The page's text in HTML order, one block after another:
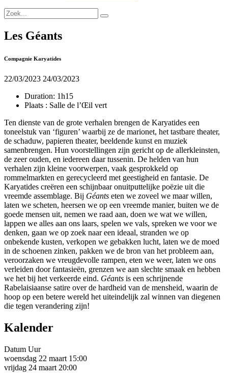
Les Géants
Compagnie Karyatides
22/03/2023 24/03/2023
Duration: 1h15
Plaats : Salle de l’Œil vert
Ten dienste van de grote verhalen brengen de Karyatides een
toneelstuk van ‘figuren’ waarbij ze de marionet, het tastbare theater,
de schaduw, papieren theater, beeldende kunst en muziek
samenbrengen. Hun voorstellingen zijn gericht op de allerkleinsten,
de zeer ouden, en iedereen daar tussenin. De helden van hun
verhalen zijn kleine voorwerpen, vaak gesprokkeld op
rommelmarkten en gerecycleerd met geestigheid en fantasie. De
Karyatides creëren een schijnbaar onuitputtelijke poëzie uit die
vreemde assemblage. Bij Géants eten we zoveel we maar willen,
laten we scheten, heersen we op een vreemde manier, buiten we de
goede mensen uit, nemen we raad aan, doen we wat we willen,
lappen we alles aan ons laars, spelen we vals, spreken we voor we
denken, gaan we op zoek naar een ideaal, stranden we op
onbekende kusten, verkopen we gebakken lucht, laten we de moed
in de schoenen zinken, pakken we de bron van het probleem aan,
veroorzaken we vreugdevolle rampen, eten we weer, laten we ons
verleiden door fantasieën, grenzen we aan slechte smaak en hebben
we het bij het verkeerde eind. Géants is een schrijnende
Rabelaisiaanse satire over de hardheid van de mensheid, waarin de
hoop op een betere wereld het uiteindelijk zal winnen van diegenen
die tegen verandering zijn!
Kalender
Datum Uur
woensdag 22 maart 15:00
vrijdag 24 maart 20:00